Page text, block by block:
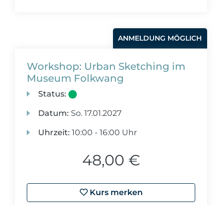
ANMELDUNG MÖGLICH
Workshop: Urban Sketching im
Museum Folkwang
Status:
Datum: So. 17.01.2027
Uhrzeit: 10:00 - 16:00 Uhr
48,00 €
Kurs merken